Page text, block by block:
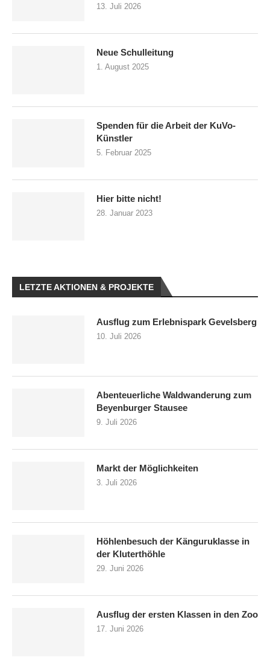
13. Juli 2026
Neue Schulleitung
1. August 2025
Spenden für die Arbeit der KuVo-
Künstler
5. Februar 2025
Hier bitte nicht!
28. Januar 2023
LETZTE AKTIONEN & PROJEKTE
Ausflug zum Erlebnispark Gevelsberg
10. Juli 2026
Abenteuerliche Waldwanderung zum
Beyenburger Stausee
9. Juli 2026
Markt der Möglichkeiten
3. Juli 2026
Höhlenbesuch der Känguruklasse in
der Kluterthöhle
29. Juni 2026
Ausflug der ersten Klassen in den Zoo
17. Juni 2026